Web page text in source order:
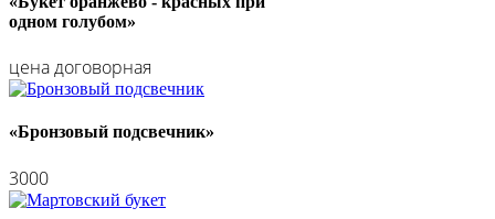
одном голубом»
цена договорная
«Бронзовый подсвечник»
3000